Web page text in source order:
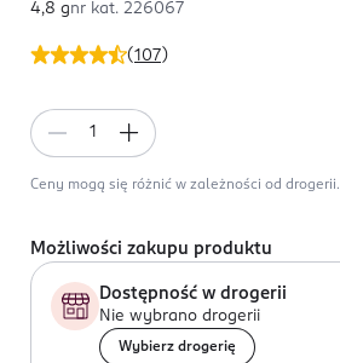
(107)
4,8 gnr kat. 226067
Ceny mogą się różnić w zależności od drogerii.
Możliwości zakupu produktu
Dostępność w drogerii
Nie wybrano drogerii
Wybierz drogerię